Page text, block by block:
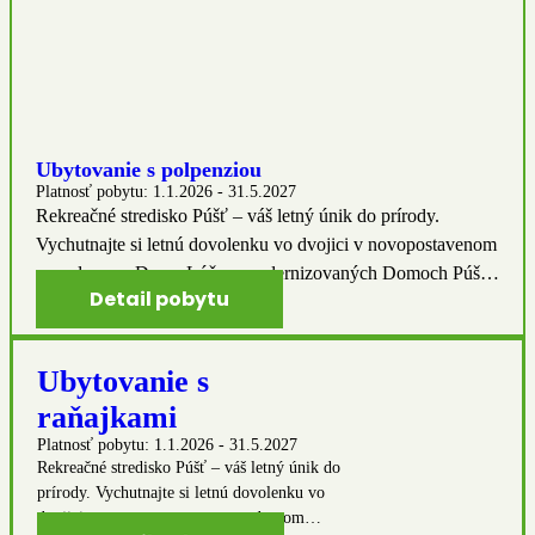
Ubytovanie s polpenziou
Platnosť pobytu: 1.1.2026 - 31.5.2027
Rekreačné stredisko Púšť – váš letný únik do prírody.
Vychutnajte si letnú dovolenku vo dvojici v novopostavenom
a modernom Dome Lúč a zmodernizovaných Domoch Púšť
a Duna. Jedinečný uzavretý areál ponúka široké možnosti
aktívneho oddychu nielen na novovybudovanom
turistických a cyklistických trás. Po aktívnom oddychu dobre
padne domáca kuchyňa v našej reštaurácii.
Detail pobytu
Ubytovanie s
raňajkami
Platnosť pobytu: 1.1.2026 - 31.5.2027
Rekreačné stredisko Púšť – váš letný únik do
prírody. Vychutnajte si letnú dovolenku vo
dvojici v novopostavenom a modernom